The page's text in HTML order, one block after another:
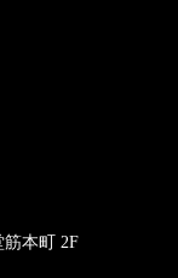
筋本町 2F